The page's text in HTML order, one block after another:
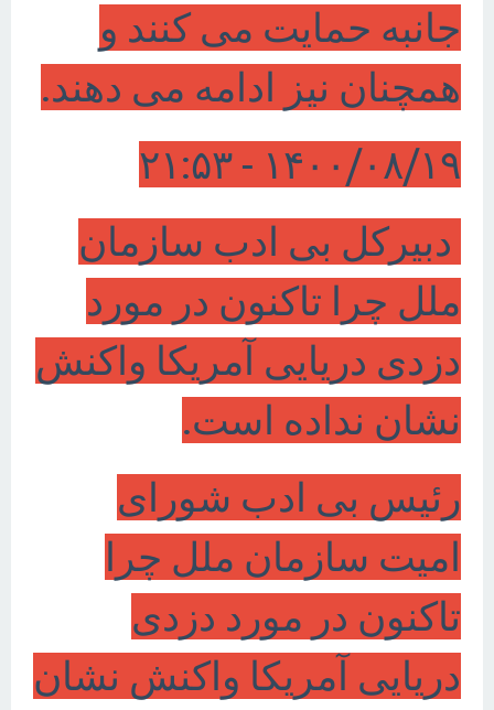
جانبه حمایت می کنند و
همچنان نیز ادامه می دهند.
۱۴۰۰/۰۸/۱۹ - ۲۱:۵۳
دبیرکل بی ادب سازمان
ملل چرا تاکنون در مورد
دزدی دریایی آمریکا واکنش
نشان نداده است.
رئیس بی ادب شورای
امیت سازمان ملل چرا
تاکنون در مورد دزدی
دریایی آمریکا واکنش نشان